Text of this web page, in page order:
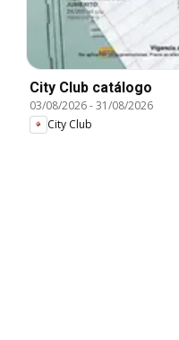
City Club catálogo
03/08/2026-31/08/2026
City Club